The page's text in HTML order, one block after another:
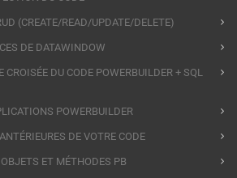
(CREATE/READ/UPDATE/DELETE)
DE DATAWINDOW
CROISÉE DU CODE POWERBUILDER + SQL
POWERBUILDER
DE VOTRE CODE
ET MÉTHODES PB